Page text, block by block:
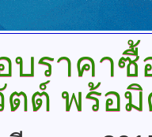
บราคา
ตต์ พร้อ